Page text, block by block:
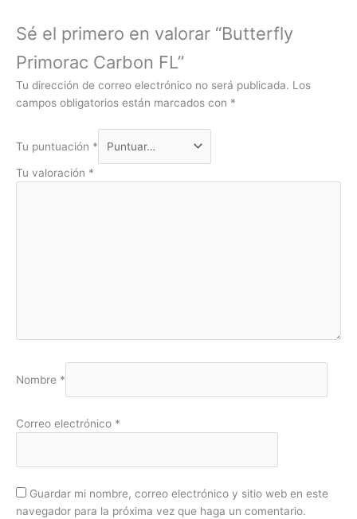
Sé el primero en valorar “Butterfly
Primorac Carbon FL”
Tu dirección de correo electrónico no será publicada. Los
campos obligatorios están marcados con *
Tu puntuación *
Tu valoración *
Nombre *
Correo electrónico *
Guardar mi nombre, correo electrónico y sitio web en este
navegador para la próxima vez que haga un comentario.